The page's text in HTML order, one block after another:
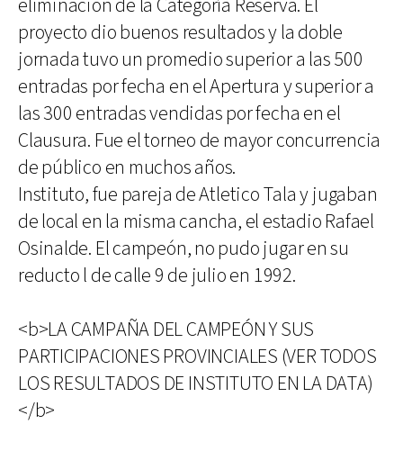
eliminación de la Categoría Reserva. El
proyecto dio buenos resultados y la doble
jornada tuvo un promedio superior a las 500
entradas por fecha en el Apertura y superior a
las 300 entradas vendidas por fecha en el
Clausura. Fue el torneo de mayor concurrencia
de público en muchos años.
Instituto, fue pareja de Atletico Tala y jugaban
de local en la misma cancha, el estadio Rafael
Osinalde. El campeón, no pudo jugar en su
reducto l de calle 9 de julio en 1992.
<b>LA CAMPAÑA DEL CAMPEÓN Y SUS
PARTICIPACIONES PROVINCIALES (VER TODOS
LOS RESULTADOS DE INSTITUTO EN LA DATA)
</b>